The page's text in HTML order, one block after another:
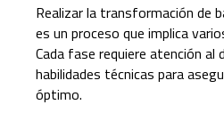
Realizar la transformación de
es un proceso que implica
Cada fase requiere atención al
habilidades técnicas para
óptimo.